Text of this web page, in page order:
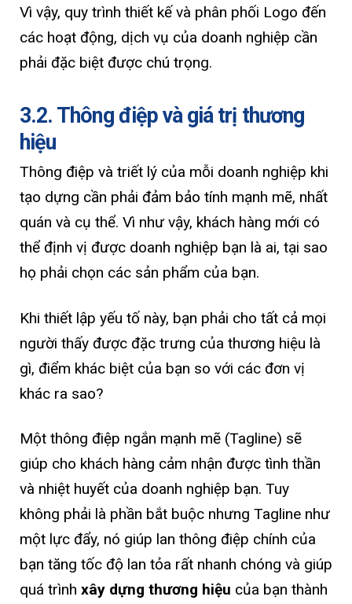
Vì vậy, quy trình thiết kế và phân phối Logo đến
các hoạt động, dịch vụ của doanh nghiệp cần
phải đặc biệt được chú trọng.
3.2. Thông điệp và giá trị thương
hiệu
Thông điệp và triết lý của mỗi doanh nghiệp khi
tạo dựng cần phải đảm bảo tính mạnh mẽ, nhất
quán và cụ thể. Vì như vậy, khách hàng mới có
thể định vị được doanh nghiệp bạn là ai, tại sao
họ phải chọn các sản phẩm của bạn.
Khi thiết lập yếu tố này, bạn phải cho tất cả mọi
người thấy được đặc trưng của thương hiệu là
gì, điểm khác biệt của bạn so với các đơn vị
khác ra sao?
Một thông điệp ngắn mạnh mẽ (Tagline) sẽ
giúp cho khách hàng cảm nhận được tình thần
và nhiệt huyết của doanh nghiệp bạn. Tuy
không phải là phần bắt buộc nhưng Tagline như
một lực đẩy, nó giúp lan thông điệp chính của
bạn tăng tốc độ lan tỏa rất nhanh chóng và giúp
quá trình xây dựng thương hiệu của bạn thành